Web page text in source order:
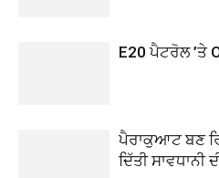
E20 ਪੈਟਰੋਲ ’ਤੇ
ਪੈਰਾਕੁਆਟ ਬਣ
ਦਿੱਤੀ ਸਾਵਧਾਨੀ